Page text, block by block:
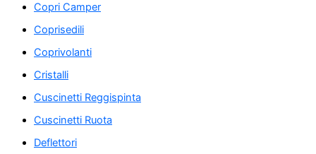
Copri Camper
Coprisedili
Coprivolanti
Cristalli
Cuscinetti Reggispinta
Cuscinetti Ruota
Deflettori